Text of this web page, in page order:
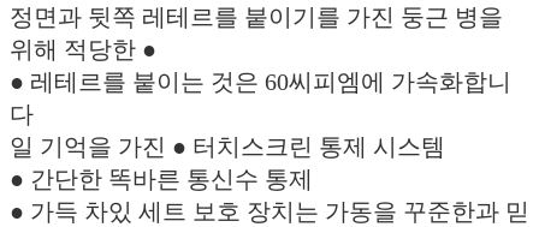
정면과 뒷쪽 레테르를 붙이기를 가진 둥근 병을
위해 적당한 ●
● 레테르를 붙이는 것은 60씨피엠에 가속화합니
다
일 기억을 가진 ● 터치스크린 통제 시스템
● 간단한 똑바른 통신수 통제
● 가득 차있 세트 보호 장치는 가동을 꾸준한과 믿